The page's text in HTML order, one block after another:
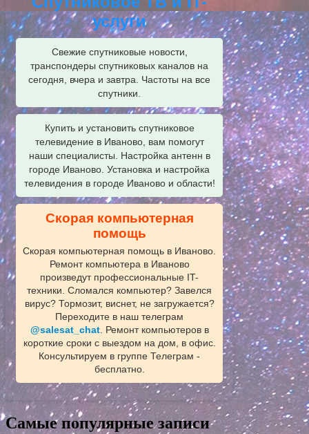
услуги
Свежие спутниковые новости,
транспондеры спутниковых каналов на
сегодня, вчера и завтра. Частоты на все
спутники.
Купить и установить спутниковое
телевидение в Иваново, вам помогут
наши специалисты. Настройка антенн в
городе Иваново. Установка и настройка
телевидения в городе Иваново и области!
Скорая компьютерная
помощь
Скорая компьютерная помощь в Иваново.
Ремонт компьютера в Иваново
произведут профессиональные IT-
техники. Сломался компьютер? Завелся
вирус? Тормозит, виснет, не загружается?
Переходите в наш телеграм
@salesat_chat. Ремонт компьютеров в
короткие сроки с выездом на дом, в офис.
Консультируем в группе Телеграм -
бесплатно.
Самые популярные записи